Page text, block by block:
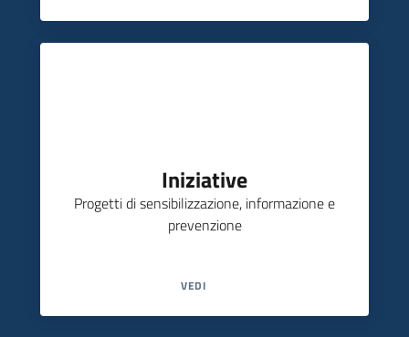
Iniziative
Progetti di sensibilizzazione, informazione e
prevenzione
VEDI